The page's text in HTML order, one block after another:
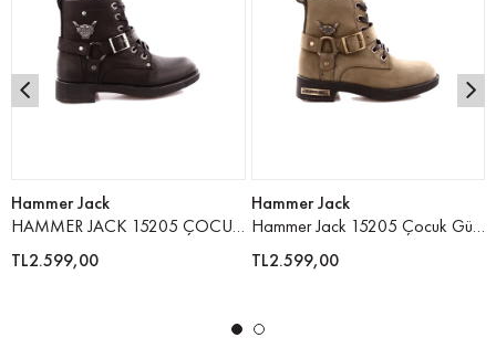
Hammer Jack
HAMMER JACK 15205 ÇOCUK BOT - SİYAHCRAZY
TL2.599,00
Hammer Jack
Hammer Jack 15205 Çocuk Günlük Bot
TL2.599,00